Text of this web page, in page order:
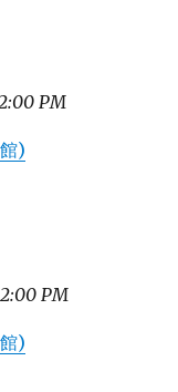
PM
)
PM
)